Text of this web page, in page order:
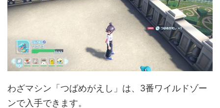
わざマシン「つばめがえし」は、3番ワイルドゾー
ンで入手できます。